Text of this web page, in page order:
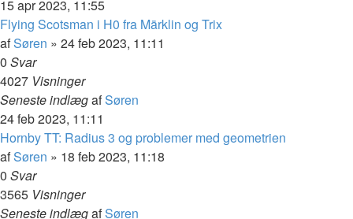
15 apr 2023, 11:55
Flying Scotsman i H0 fra Märklin og Trix
afSøren » 24 feb 2023, 11:11
0 Svar
4027 Visninger
Seneste indlægafSøren
24 feb 2023, 11:11
Hornby TT: Radius 3 og problemer med geometrien
afSøren » 18 feb 2023, 11:18
0 Svar
3565 Visninger
Seneste indlægafSøren